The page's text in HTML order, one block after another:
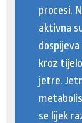
procesi.
aktivna
kroz
jetre.
se lijek